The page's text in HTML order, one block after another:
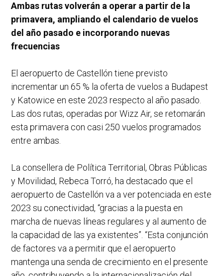
Ambas rutas volverán a operar a partir de la
primavera, ampliando el calendario de vuelos
del año pasado e incorporando nuevas
frecuencias
El aeropuerto de Castellón tiene previsto
incrementar un 65 % la oferta de vuelos a Budapest
y Katowice en este 2023 respecto al año pasado.
Las dos rutas, operadas por Wizz Air, se retomarán
esta primavera con casi 250 vuelos programados
entre ambas.
La consellera de Política Territorial, Obras Públicas
y Movilidad, Rebeca Torró, ha destacado que el
aeropuerto de Castellón va a ver potenciada en este
2023 su conectividad, “gracias a la puesta en
marcha de nuevas líneas regulares y al aumento de
la capacidad de las ya existentes”. “Esta conjunción
de factores va a permitir que el aeropuerto
mantenga una senda de crecimiento en el presente